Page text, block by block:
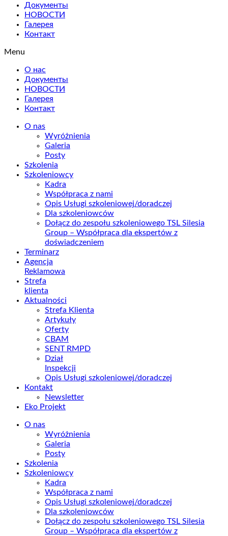
Документы
НОВОСТИ
Галерея
Контакт
Menu
О нас
Документы
НОВОСТИ
Галерея
Контакт
O nas
Wyróżnienia
Galeria
Posty
Szkolenia
Szkoleniowcy
Kadra
Współpraca z nami
Opis Usługi szkoleniowej/doradczej
Dla szkoleniowców
Dołącz do zespołu szkoleniowego TSL Silesia
Group – Współpraca dla ekspertów z
doświadczeniem
Terminarz
Agencja
Reklamowa
Strefa
klienta
Aktualności
Strefa Klienta
Artykuły
Oferty
CBAM
SENT RMPD
Dział
Inspekcji
Opis Usługi szkoleniowej/doradczej
Kontakt
Newsletter
Eko Projekt
O nas
Wyróżnienia
Galeria
Posty
Szkolenia
Szkoleniowcy
Kadra
Współpraca z nami
Opis Usługi szkoleniowej/doradczej
Dla szkoleniowców
Dołącz do zespołu szkoleniowego TSL Silesia
Group – Współpraca dla ekspertów z